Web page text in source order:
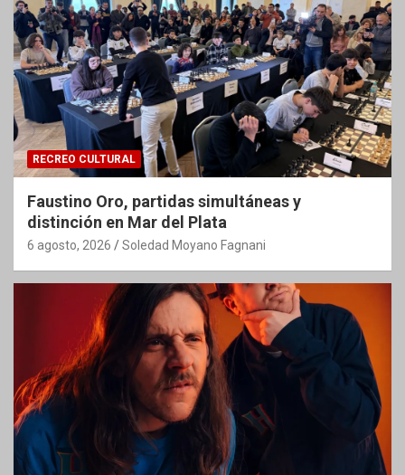
RECREO CULTURAL
Faustino Oro, partidas simultáneas y
distinción en Mar del Plata
6 agosto, 2026 Soledad Moyano Fagnani